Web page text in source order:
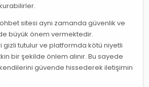
sitesi aynı zamanda güvenlik ve
büyük önem vermektedir.
gizli tutulur ve platformda kötü niyetli
bir şekilde önlem alınır. Bu sayede
kendilerini güvende hissederek iletişimin